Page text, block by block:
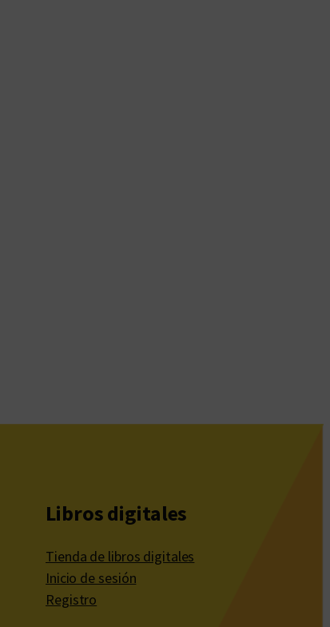
Libros digitales
Tienda de libros digitales
Inicio de sesión
Registro